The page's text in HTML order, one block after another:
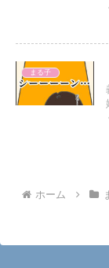
まる子
ホーム